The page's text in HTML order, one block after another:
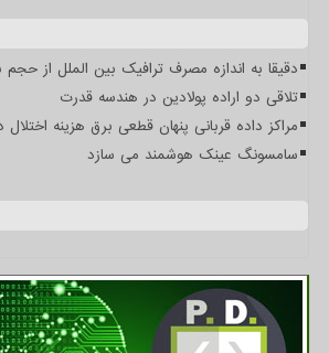
دقیقا به اندازه مصرف ترافیک بین الملل از
تلاقی دو اراده پولادین در هندسه قدرت
مراکز داده قربانی پنهان قطعی برق هزینه اختلال
سامسونگ عینک هوشمند می سازد